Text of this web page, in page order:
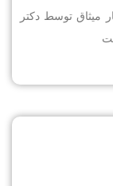
میثاق توسط دکتر